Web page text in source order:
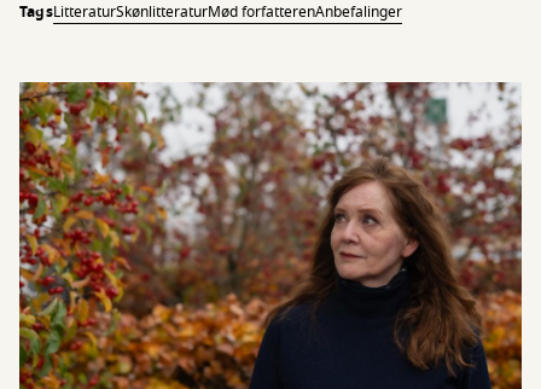
TagsLitteraturSkønlitteraturMød forfatterenAnbefalinger